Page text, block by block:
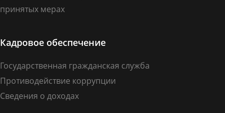
принятых мерах
Кадровое обеспечение
Государственная гражданская служба
Противодействие коррупции
Сведения о доходах